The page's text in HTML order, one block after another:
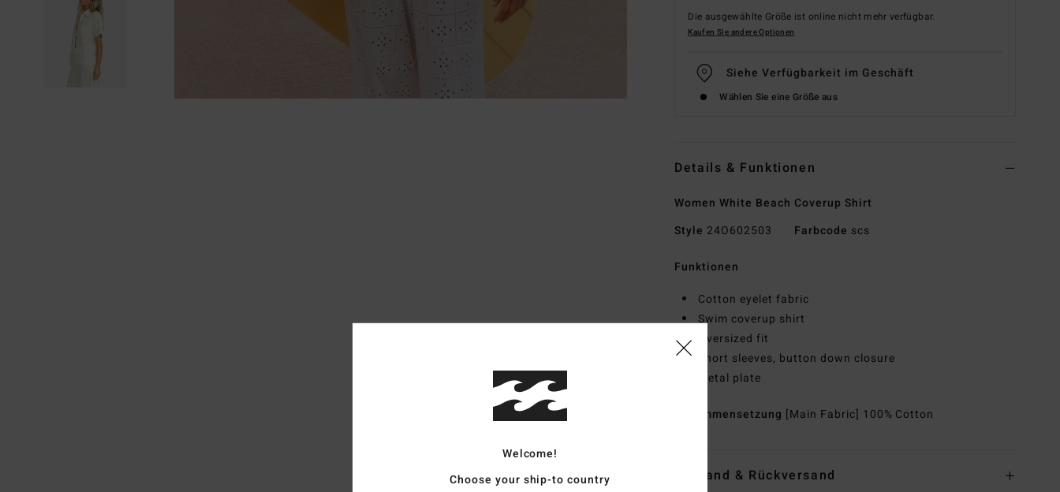
Die ausgewählte Größe ist online nicht mehr verfügbar.
Kaufen Sie andere Optionen
Siehe Verfügbarkeit im Geschäft
Wählen Sie eine Größe aus
Details & Funktionen
Women White Beach Coverup Shirt
Style 24O602503 Farbcode scs
Funktionen
Cotton eyelet fabric
Swim coverup shirt
Oversized fit
Short sleeves, button down closure
Metal plate
Zusammensetzung [Main Fabric] 100% Cotton
Versand & Rückversand
Welcome!
Choose your ship-to country